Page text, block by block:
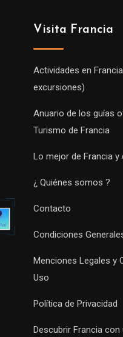
Visita Francia
Actividades en
excursiones)
Anuario de los guías
Turismo de Francia
Lo mejor de Francia y
¿ Quiénes somos ?
Contacto
Condiciones
Menciones Legales y
Uso
Política de Privacidad
Descubrir Francia con